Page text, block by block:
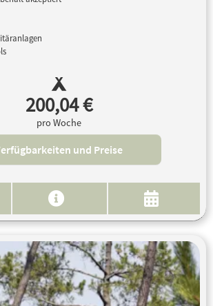
200,04 €
pro Woche
und Preise